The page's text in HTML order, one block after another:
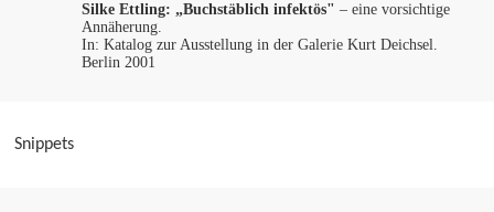
Silke Ettling: „Buchstäblich infektös" – eine vorsichtige
Annäherung.
In: Katalog zur Ausstellung in der Galerie Kurt Deichsel.
Berlin 2001
Snippets